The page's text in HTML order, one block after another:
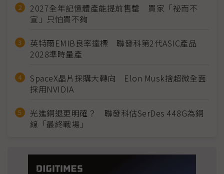
2027全年記憶體產能提前售罄 買家「祕而不
宣」只怕買不夠
英特爾EMIB良率達標 聯發科第2代ASIC產品
2028準時量產
SpaceX晶片採購大轉向 Elon Musk捨超微全面
採用NVIDIA
光進銅退更明確？ 聯發科估SerDes 448G為銅
線「最終戰場」